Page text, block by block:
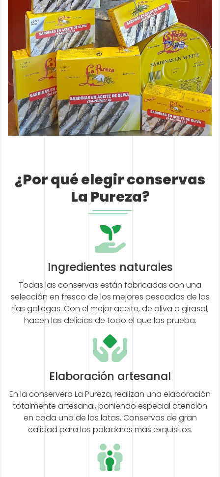
¿Por qué elegir conservas
La Pureza?
Ingredientes naturales
Todas las conservas están fabricadas con una
selección en fresco de los mejores pescados de las
rías gallegas. Con el mejor aceite, de oliva o girasol,
hacen las delicias de todo el que las prueba.
Elaboración artesanal
En la conservera La Pureza, realizan una elaboración
totalmente artesanal, poniendo especial atención
en cada una de las latas. Conservas de gran
calidad para los paladares más exquisitos.